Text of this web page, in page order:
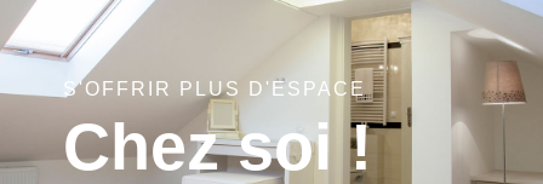
S'OFFRIR PLUS D'ESPACE
Chez soi !